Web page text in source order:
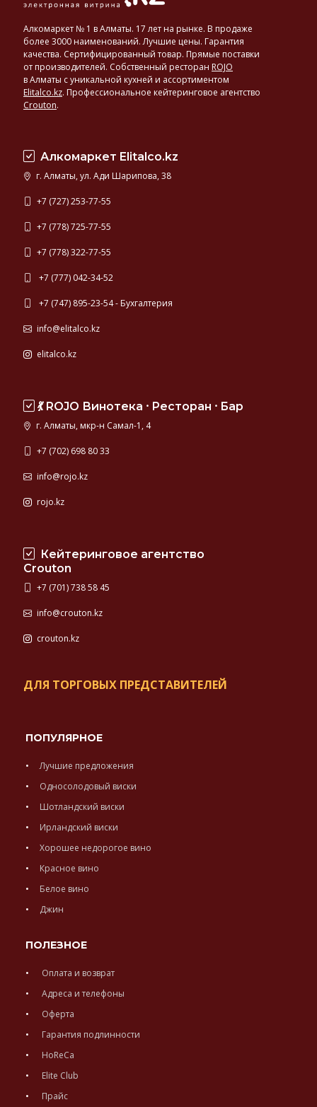
Алкомаркет № 1 в Алматы. 17 лет на рынке. В продаже
более 3000 наименований. Лучшие цены. Гарантия
качества. Сертифицированный товар. Прямые поставки
от производителей. Собственный ресторан ROJO
в Алматы с уникальной кухней и ассортиментом
Elitalco.kz. Профессиональное кейтеринговое агентство
Crouton.
Алкомаркет Elitalco.kz
г. Алматы, ул. Ади Шарипова, 38
+7 (727) 253-77-55
+7 (778) 725-77-55
+7 (778) 322-77-55
+7 (777) 042-34-52
+7 (747) 895-23-54 - Бухгалтерия
info@elitalco.kz
elitalco.kz
💃 ROJO Винотека ⸱ Ресторан ⸱ Бар
г. Алматы, мкр-н Самал-1, 4
+7 (702) 698 80 33
info@rojo.kz
rojo.kz
Кейтеринговое агентство
Crouton
+7 (701) 738 58 45
info@crouton.kz
crouton.kz
ДЛЯ ТОРГОВЫХ ПРЕДСТАВИТЕЛЕЙ
ПОПУЛЯРНОЕ
Лучшие предложения
Односолодовый виски
Шотландский виски
Ирландский виски
Хорошее недорогое вино
Красное вино
Белое вино
Джин
ПОЛЕЗНОЕ
Оплата и возврат
Адреса и телефоны
Оферта
Гарантия подлинности
HoReCa
Elite Club
Прайс